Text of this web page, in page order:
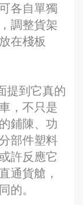
各自單獨
調整貨架
在棧板
提到它真的
，不只是
鋪陳、功
部件塑料
許反應它
通貨艙，
的。